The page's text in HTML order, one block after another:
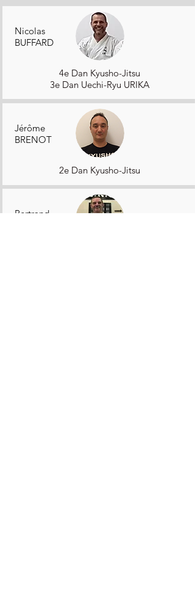
Nicolas
BUFFARD
4e Dan Kyusho-Jitsu
3e Dan Uechi-Ryu URIKA
Jérôme
BRENOT
2e Dan Kyusho-Jitsu
Bertrand